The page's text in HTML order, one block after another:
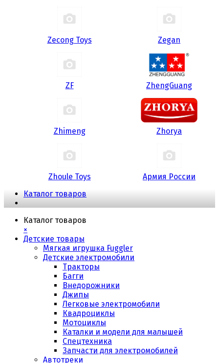
Zecong Toys Zegan
ZF ZhengGuang
Zhimeng Zhorya
Zhoule Toys
Армия России
Каталог товаров
Каталог товаров
×
Детские товары
Мягкая игрушка Fuggler
Детские электромобили
Тракторы
Багги
Внедорожники
Джипы
Легковые электромобили
Квадроциклы
Мотоциклы
Каталки и модели для малышей
Спецтехника
Запчасти для электромобилей
Автотреки